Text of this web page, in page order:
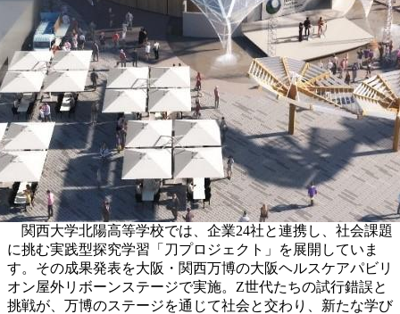
関西大学北陽高等学校では、企業24社と連携し、社会課題
に挑む実践型探究学習「刀プロジェクト」を展開していま
す。その成果発表を大阪・関西万博の大阪ヘルスケアパビリ
オン屋外リボーンステージで実施。Z世代たちの試行錯誤と
挑戦が、万博のステージを通じて社会と交わり、新たな学び